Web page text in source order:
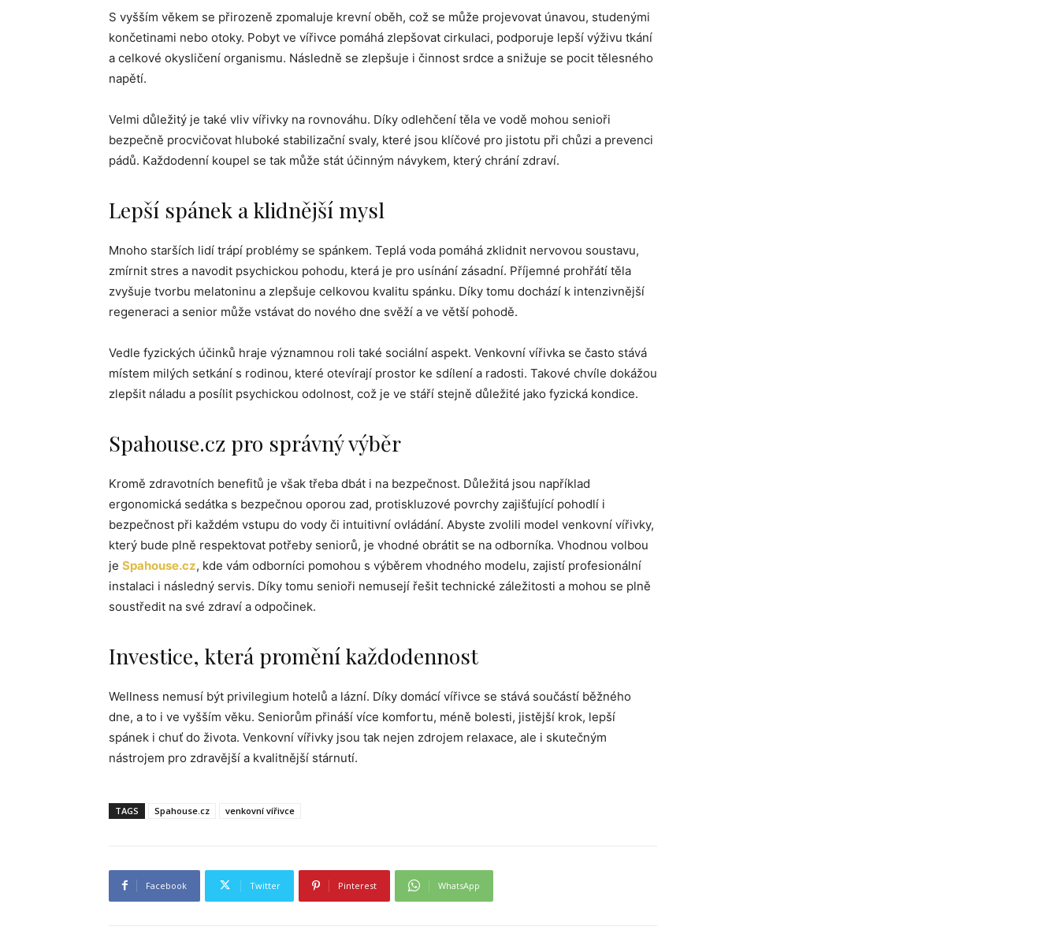
S vyšším věkem se přirozeně zpomaluje krevní oběh, což se může projevovat únavou, studenými
končetinami nebo otoky. Pobyt ve vířivce pomáhá zlepšovat cirkulaci, podporuje lepší výživu tkání
a celkové okysličení organismu. Následně se zlepšuje i činnost srdce a snižuje se pocit tělesného
napětí.
Velmi důležitý je také vliv vířivky na rovnováhu. Díky odlehčení těla ve vodě mohou senioři
bezpečně procvičovat hluboké stabilizační svaly, které jsou klíčové pro jistotu při chůzi a prevenci
pádů. Každodenní koupel se tak může stát účinným návykem, který chrání zdraví.
Lepší spánek a klidnější mysl
Mnoho starších lidí trápí problémy se spánkem. Teplá voda pomáhá zklidnit nervovou soustavu,
zmírnit stres a navodit psychickou pohodu, která je pro usínání zásadní. Příjemné prohřátí těla
zvyšuje tvorbu melatoninu a zlepšuje celkovou kvalitu spánku. Díky tomu dochází k intenzivnější
regeneraci a senior může vstávat do nového dne svěží a ve větší pohodě.
Vedle fyzických účinků hraje významnou roli také sociální aspekt. Venkovní vířivka se často stává
místem milých setkání s rodinou, které otevírají prostor ke sdílení a radosti. Takové chvíle dokážou
zlepšit náladu a posílit psychickou odolnost, což je ve stáří stejně důležité jako fyzická kondice.
Spahouse.cz pro správný výběr
Kromě zdravotních benefitů je však třeba dbát i na bezpečnost. Důležitá jsou například
ergonomická sedátka s bezpečnou oporou zad, protiskluzové povrchy zajišťující pohodlí i
bezpečnost při každém vstupu do vody či intuitivní ovládání. Abyste zvolili model venkovní vířivky,
který bude plně respektovat potřeby seniorů, je vhodné obrátit se na odborníka. Vhodnou volbou
je Spahouse.cz, kde vám odborníci pomohou s výběrem vhodného modelu, zajistí profesionální
instalaci i následný servis. Díky tomu senioři nemusejí řešit technické záležitosti a mohou se plně
soustředit na své zdraví a odpočinek.
Investice, která promění každodennost
Wellness nemusí být privilegium hotelů a lázní. Díky domácí vířivce se stává součástí běžného
dne, a to i ve vyšším věku. Seniorům přináší více komfortu, méně bolesti, jistější krok, lepší
spánek i chuť do života. Venkovní vířivky jsou tak nejen zdrojem relaxace, ale i skutečným
nástrojem pro zdravější a kvalitnější stárnutí.
TAGS Spahouse.cz venkovní vířivce
Facebook Twitter Pinterest WhatsApp